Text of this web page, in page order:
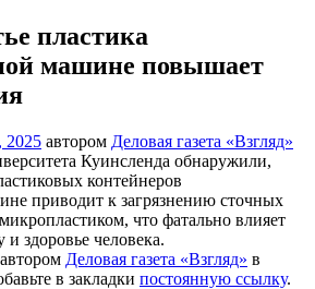
пластика
машине повышает
2025 автором Деловая газета «Взгляд»
Куинсленда обнаружили,
контейнеров
приводит к загрязнению сточных
что фатально влияет
здоровье человека.
Деловая газета «Взгляд» в
в закладки постоянную ссылку.